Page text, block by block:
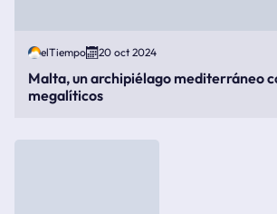
elTiempo 20 oct 2024
Malta, un archipiélago mediterráneo
megalíticos